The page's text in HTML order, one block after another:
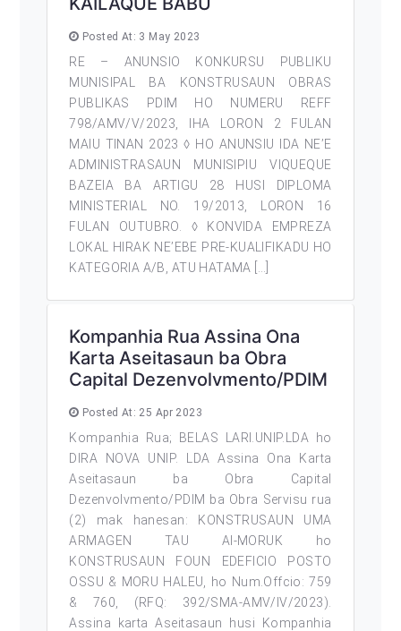
Posted At: 3 May 2023
RE – ANUNSIO KONKURSU PUBLIKU
MUNISIPAL BA KONSTRUSAUN OBRAS
PUBLIKAS PDIM HO NUMERU REFF
798/AMV/V/2023, IHA LORON 2 FULAN
MAIU TINAN 2023 ◊ HO ANUNSIU IDA NE’E
ADMINISTRASAUN MUNISIPIU VIQUEQUE
BAZEIA BA ARTIGU 28 HUSI DIPLOMA
MINISTERIAL NO. 19/2013, LORON 16
FULAN OUTUBRO. ◊ KONVIDA EMPREZA
LOKAL HIRAK NE’EBE PRE-KUALIFIKADU HO
KATEGORIA A/B, ATU HATAMA […]
Kompanhia Rua Assina Ona
Karta Aseitasaun ba Obra
Capital Dezenvolvmento/PDIM
Posted At: 25 Apr 2023
Kompanhia Rua; BELAS LARI.UNIP.LDA ho
DIRA NOVA UNIP. LDA Assina Ona Karta
Aseitasaun ba Obra Capital
Dezenvolvmento/PDIM ba Obra Servisu rua
(2) mak hanesan: KONSTRUSAUN UMA
ARMAGEN TAU AI-MORUK ho
KONSTRUSAUN FOUN EDEFICIO POSTO
OSSU & MORU HALEU, ho Num.Offcio: 759
& 760, (RFQ: 392/SMA-AMV/IV/2023).
Assina karta Aseitasaun husi Kompanhia